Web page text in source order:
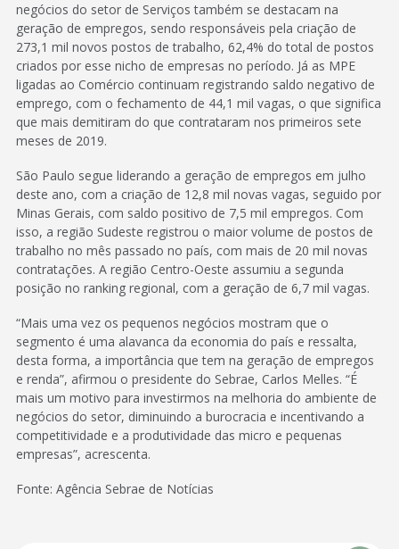
negócios do setor de Serviços também se destacam na
geração de empregos, sendo responsáveis pela criação de
273,1 mil novos postos de trabalho, 62,4% do total de postos
criados por esse nicho de empresas no período. Já as MPE
ligadas ao Comércio continuam registrando saldo negativo de
emprego, com o fechamento de 44,1 mil vagas, o que significa
que mais demitiram do que contrataram nos primeiros sete
meses de 2019.
São Paulo segue liderando a geração de empregos em julho
deste ano, com a criação de 12,8 mil novas vagas, seguido por
Minas Gerais, com saldo positivo de 7,5 mil empregos. Com
isso, a região Sudeste registrou o maior volume de postos de
trabalho no mês passado no país, com mais de 20 mil novas
contratações. A região Centro-Oeste assumiu a segunda
posição no ranking regional, com a geração de 6,7 mil vagas.
“Mais uma vez os pequenos negócios mostram que o
segmento é uma alavanca da economia do país e ressalta,
desta forma, a importância que tem na geração de empregos
e renda”, afirmou o presidente do Sebrae, Carlos Melles. “É
mais um motivo para investirmos na melhoria do ambiente de
negócios do setor, diminuindo a burocracia e incentivando a
competitividade e a produtividade das micro e pequenas
empresas”, acrescenta.
Fonte: Agência Sebrae de Notícias